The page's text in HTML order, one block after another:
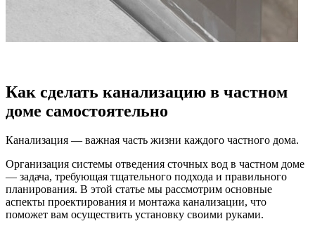
Как сделать канализацию в частном
доме самостоятельно
Канализация — важная часть жизни каждого частного дома.
Организация системы отведения сточных вод в частном доме
— задача, требующая тщательного подхода и правильного
планирования. В этой статье мы рассмотрим основные
аспекты проектирования и монтажа канализации, что
поможет вам осуществить установку своими руками.